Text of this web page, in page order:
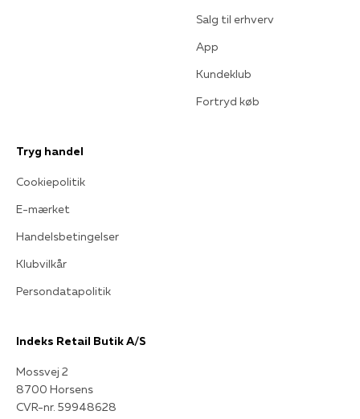
Salg til erhverv
App
Kundeklub
Fortryd køb
Tryg handel
Cookiepolitik
E-mærket
Handelsbetingelser
Klubvilkår
Persondatapolitik
Indeks Retail Butik A/S
Mossvej 2
8700 Horsens
CVR-nr. 59948628